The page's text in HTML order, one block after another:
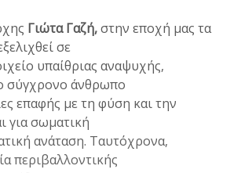
Γιώτα Γαζή,στην εποχή μας τα
σε
υπαίθριας αναψυχής,
σύγχρονο άνθρωπο
επαφής με τη φύση και την
για σωματική
ανάταση. Ταυτόχρονα,
περιβαλλοντικής